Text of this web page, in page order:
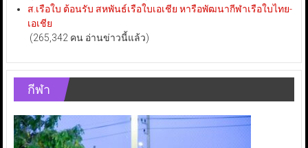
ส.เรือใบ ต้อนรับ สหพันธ์เรือใบเอเชีย หารือพัฒนากีฬาเรือใบไทย-
เอเชีย
(265,342 คน อ่านข่าวนี้แล้ว)
กีฬา